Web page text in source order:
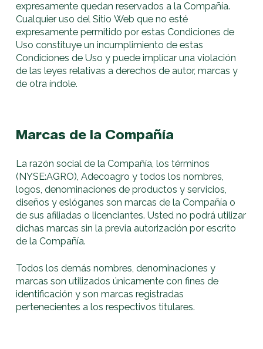
expresamente quedan reservados a la Compañía.
Cualquier uso del Sitio Web que no esté
expresamente permitido por estas Condiciones de
Uso constituye un incumplimiento de estas
Condiciones de Uso y puede implicar una violación
de las leyes relativas a derechos de autor, marcas y
de otra índole.
Marcas de la Compañía
La razón social de la Compañía, los términos
(NYSE:AGRO), Adecoagro y todos los nombres,
logos, denominaciones de productos y servicios,
diseños y eslóganes son marcas de la Compañía o
de sus afiliadas o licenciantes. Usted no podrá utilizar
dichas marcas sin la previa autorización por escrito
de la Compañía.
Todos los demás nombres, denominaciones y
marcas son utilizados únicamente con fines de
identificación y son marcas registradas
pertenecientes a los respectivos titulares.